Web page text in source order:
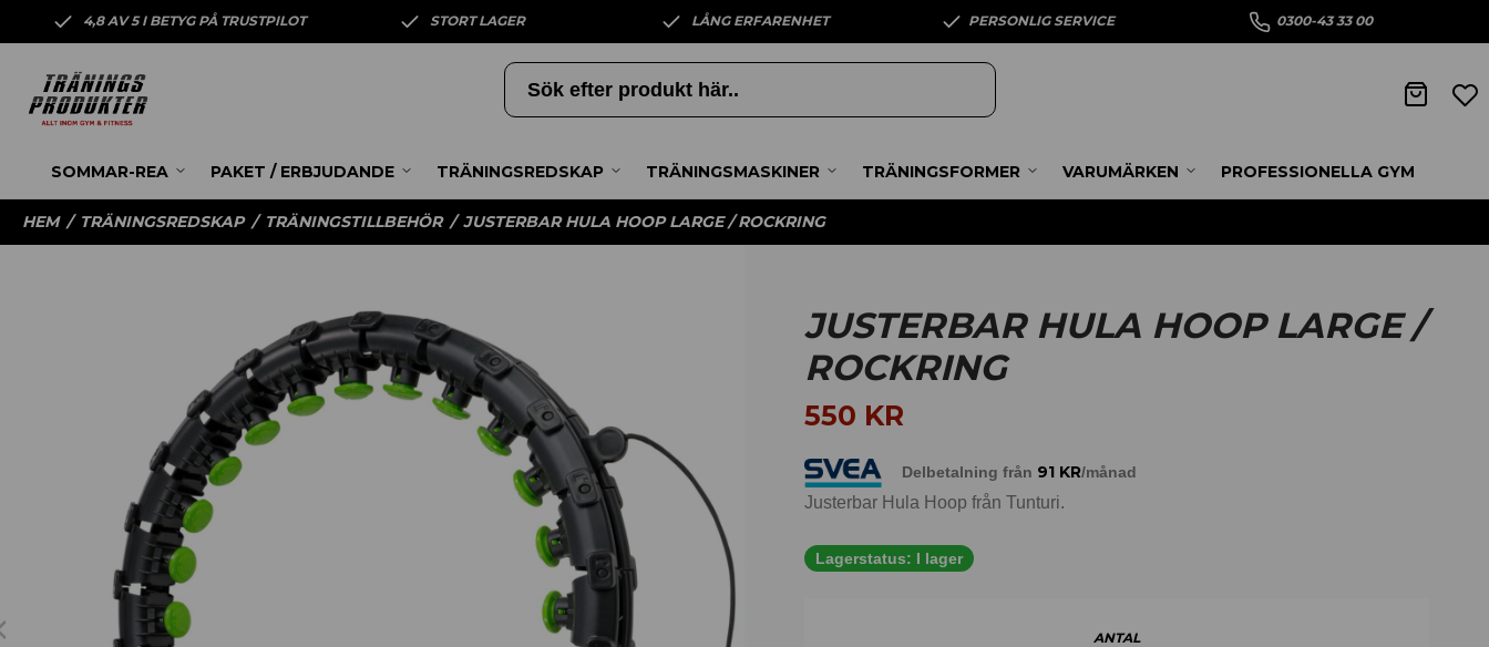
4,8 AV 5 I BETYG PÅ TRUSTPILOT STORT LAGER LÅNG ERFARENHET PERSONLIG SERVICE 0300-43 33 00
SOMMAR-REA PAKET / ERBJUDANDE TRÄNINGSREDSKAP TRÄNINGSMASKINER TRÄNINGSFORMER VARUMÄRKEN PROFESSIONELLA GYM
HEM / TRÄNINGSREDSKAP / TRÄNINGSTILLBEHÖR / JUSTERBAR HULA HOOP LARGE / ROCKRING
JUSTERBAR HULA HOOP LARGE /
ROCKRING
550 KR
Delbetalning från 91 KR/månad
Justerbar Hula Hoop från Tunturi.
Lagerstatus: I lager
ANTAL